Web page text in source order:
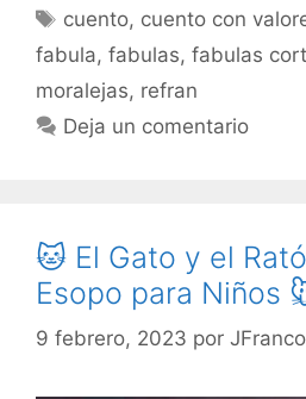
Etiquetas
cuento, cuento con
fabula, fabulas, fabulas
moralejas, refran
Deja un comentario
🐱 El Gato y el
Esopo para Niños
9 febrero, 2023 por JFranco